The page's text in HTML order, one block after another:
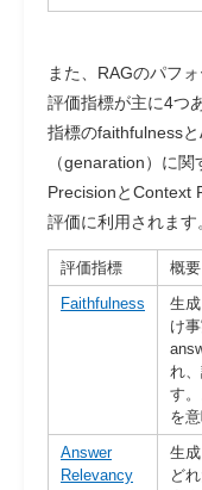
また、RAGのパフ
評価指標が主に4つ
指標のfaithfulness
（genaration）に
PrecisionとContext
評価に利用されます
評価指標
概要
Faithfulness
生
け
れ
す
を
Answer
Relevancy
生
ど